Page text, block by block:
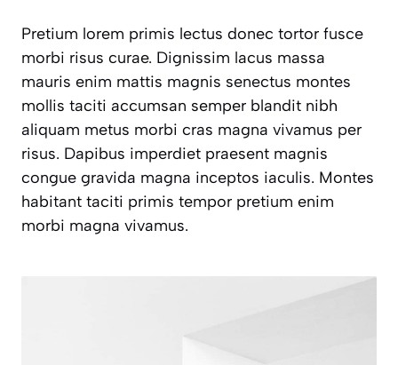
Pretium lorem primis lectus donec tortor fusce
morbi risus curae. Dignissim lacus massa
mauris enim mattis magnis senectus montes
mollis taciti accumsan semper blandit nibh
aliquam metus morbi cras magna vivamus per
risus. Dapibus imperdiet praesent magnis
congue gravida magna inceptos iaculis. Montes
habitant taciti primis tempor pretium enim
morbi magna vivamus.